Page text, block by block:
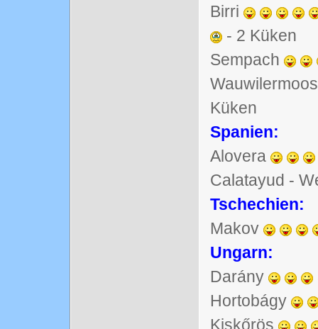
Birri
- 2 Küken
Sempach
Küken
Spanien:
Alovera
Calatayud -
Tschechien:
Makov
Ungarn:
Darány
Hortobágy
Kiskőrös